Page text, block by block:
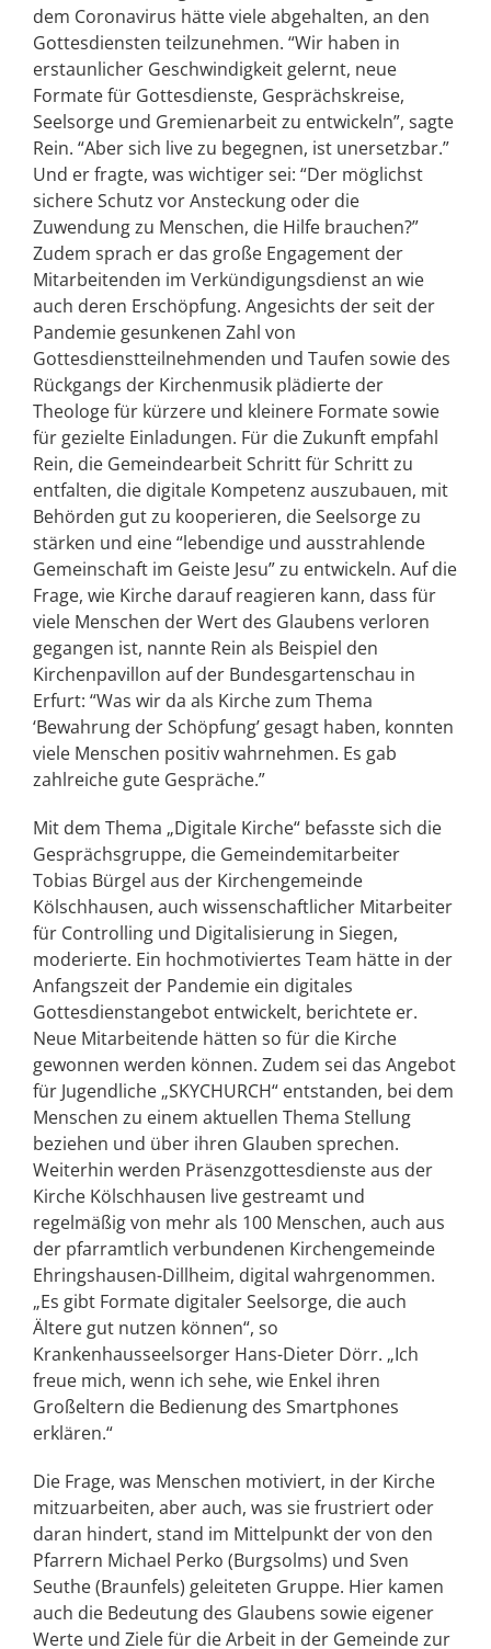
dem Coronavirus hätte viele abgehalten, an den
Gottesdiensten teilzunehmen. “Wir haben in
erstaunlicher Geschwindigkeit gelernt, neue
Formate für Gottesdienste, Gesprächskreise,
Seelsorge und Gremienarbeit zu entwickeln”, sagte
Rein. “Aber sich live zu begegnen, ist unersetzbar.”
Und er fragte, was wichtiger sei: “Der möglichst
sichere Schutz vor Ansteckung oder die
Zuwendung zu Menschen, die Hilfe brauchen?”
Zudem sprach er das große Engagement der
Mitarbeitenden im Verkündigungsdienst an wie
auch deren Erschöpfung. Angesichts der seit der
Pandemie gesunkenen Zahl von
Gottesdienstteilnehmenden und Taufen sowie des
Rückgangs der Kirchenmusik plädierte der
Theologe für kürzere und kleinere Formate sowie
für gezielte Einladungen. Für die Zukunft empfahl
Rein, die Gemeindearbeit Schritt für Schritt zu
entfalten, die digitale Kompetenz auszubauen, mit
Behörden gut zu kooperieren, die Seelsorge zu
stärken und eine “lebendige und ausstrahlende
Gemeinschaft im Geiste Jesu” zu entwickeln. Auf die
Frage, wie Kirche darauf reagieren kann, dass für
viele Menschen der Wert des Glaubens verloren
gegangen ist, nannte Rein als Beispiel den
Kirchenpavillon auf der Bundesgartenschau in
Erfurt: “Was wir da als Kirche zum Thema
‘Bewahrung der Schöpfung’ gesagt haben, konnten
viele Menschen positiv wahrnehmen. Es gab
zahlreiche gute Gespräche.”
Mit dem Thema „Digitale Kirche“ befasste sich die
Gesprächsgruppe, die Gemeindemitarbeiter
Tobias Bürgel aus der Kirchengemeinde
Kölschhausen, auch wissenschaftlicher Mitarbeiter
für Controlling und Digitalisierung in Siegen,
moderierte. Ein hochmotiviertes Team hätte in der
Anfangszeit der Pandemie ein digitales
Gottesdienstangebot entwickelt, berichtete er.
Neue Mitarbeitende hätten so für die Kirche
gewonnen werden können. Zudem sei das Angebot
für Jugendliche „SKYCHURCH“ entstanden, bei dem
Menschen zu einem aktuellen Thema Stellung
beziehen und über ihren Glauben sprechen.
Weiterhin werden Präsenzgottesdienste aus der
Kirche Kölschhausen live gestreamt und
regelmäßig von mehr als 100 Menschen, auch aus
der pfarramtlich verbundenen Kirchengemeinde
Ehringshausen-Dillheim, digital wahrgenommen.
„Es gibt Formate digitaler Seelsorge, die auch
Ältere gut nutzen können“, so
Krankenhausseelsorger Hans-Dieter Dörr. „Ich
freue mich, wenn ich sehe, wie Enkel ihren
Großeltern die Bedienung des Smartphones
erklären.“
Die Frage, was Menschen motiviert, in der Kirche
mitzuarbeiten, aber auch, was sie frustriert oder
daran hindert, stand im Mittelpunkt der von den
Pfarrern Michael Perko (Burgsolms) und Sven
Seuthe (Braunfels) geleiteten Gruppe. Hier kamen
auch die Bedeutung des Glaubens sowie eigener
Werte und Ziele für die Arbeit in der Gemeinde zur